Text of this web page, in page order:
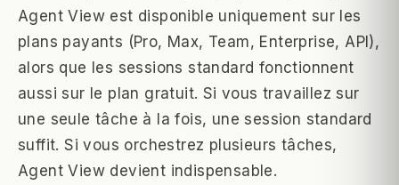
Agent View est disponible uniquement sur les
plans payants (Pro, Max, Team, Enterprise, API),
alors que les sessions standard fonctionnent
aussi sur le plan gratuit. Si vous travaillez sur
une seule tâche à la fois, une session standard
suffit. Si vous orchestrez plusieurs tâches,
Agent View devient indispensable.